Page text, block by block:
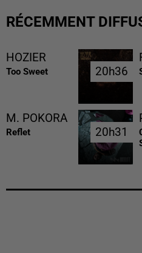
RÉCEMMENT
HOZIER
Too Sweet 20h36
20h36
M. POKORA
Reflet 20h31
20h31